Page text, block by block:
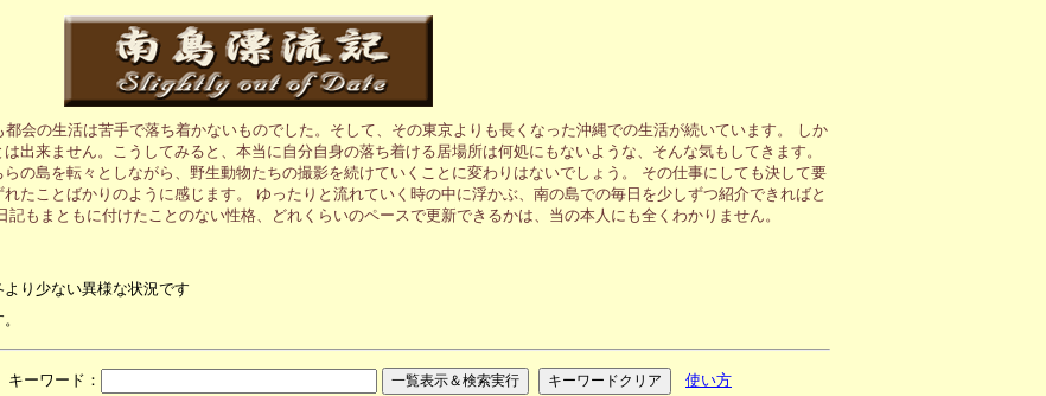
会の生活は苦手で落ち着かないものでした。そして、その東京よりも長くなった沖縄での生活が続いています。 しか
出来ません。こうしてみると、本当に自分自身の落ち着ける居場所は何処にもないような、そんな気もしてきます。
の島を転々としながら、野生動物たちの撮影を続けていくことに変わりはないでしょう。 その仕事にしても決して要
たことばかりのように感じます。 ゆったりと流れていく時の中に浮かぶ、南の島での毎日を少しずつ紹介できればと
もまともに付けたことのない性格、どれくらいのペースで更新できるかは、当の本人にも全くわかりません。
り少ない異様な状況です
ーワード： 使い方